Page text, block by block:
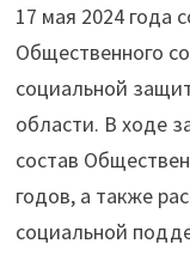
17 мая 2024 года
Общественного
социальной
области. В ходе
состав
годов, а также
социальной